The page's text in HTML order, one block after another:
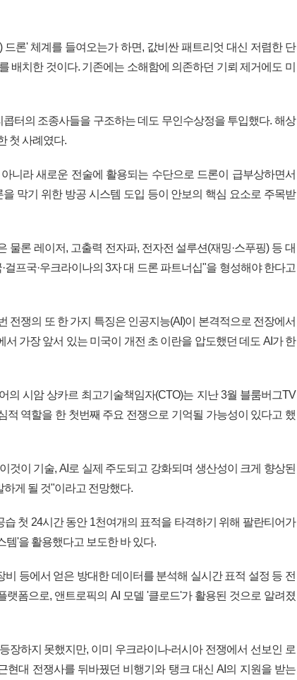
드론' 체계를 들여오는가 하면, 값비싼 패트리엇 대신 저렴한 단
배치한 것이다. 기존에는 소해함에 의존하던 기뢰 제거에도 미
터의 조종사들을 구조하는 데도 무인수상정을 투입했다. 해상
첫 사례였다.
니라 새로운 전술에 활용되는 수단으로 드론이 급부상하면서
을 막기 위한 방공 시스템 도입 등이 안보의 핵심 요소로 주목받
물론 레이저, 고출력 전자파, 전자전 설루션(재밍·스푸핑) 등 대
걸프국·우크라이나의 3자 대 드론 파트너십"을 형성해야 한다고
전쟁의 또 한 가지 특징은 인공지능(AI)이 본격적으로 전장에서
서 가장 앞서 있는 미국이 개전 초 이란을 압도했던 데도 AI가 한
의 시암 상카르 최고기술책임자(CTO)는 지난 3월 블룸버그TV
적 역할을 한 첫번째 주요 전쟁으로 기억될 가능성이 있다고 했
것이 기술, AI로 실제 주도되고 강화되며 생산성이 크게 향상된
게 될 것"이라고 전망했다.
첫 24시간 동안 1천여개의 표적을 타격하기 위해 팔란티어가
템'을 활용했다고 보도한 바 있다.
등에서 얻은 방대한 데이터를 분석해 실시간 표적 설정 등 전
랫폼으로, 앤트로픽의 AI 모델 '클로드'가 활용된 것으로 알려졌
장하지 못했지만, 이미 우크라이나-러시아 전쟁에서 선보인 로
현대 전쟁사를 뒤바꿨던 비행기와 탱크 대신 AI의 지원을 받는